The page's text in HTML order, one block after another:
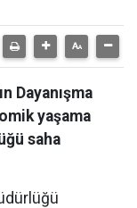
Dayanışma
yaşama
saha